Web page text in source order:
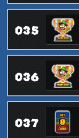
035
036
037